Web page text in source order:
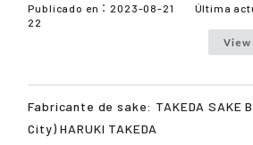
Publicado en： 2023-08-21 Última
22
View
Fabricante de sake: TAKEDA SAKE
City)HARUKI TAKEDA